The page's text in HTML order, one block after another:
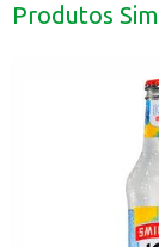
Produtos